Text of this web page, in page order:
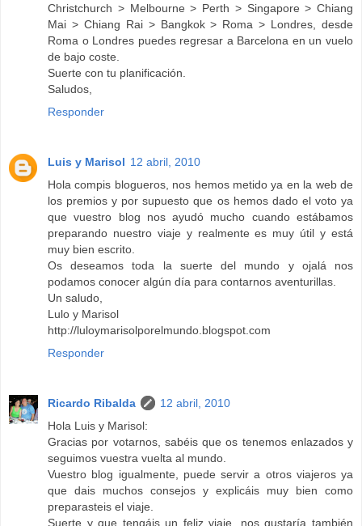
Christchurch > Melbourne > Perth > Singapore > Chiang
Mai > Chiang Rai > Bangkok > Roma > Londres, desde
Roma o Londres puedes regresar a Barcelona en un vuelo
de bajo coste.
Suerte con tu planificación.
Saludos,
Responder
Luis y Marisol 12 abril, 2010
Hola compis blogueros, nos hemos metido ya en la web de
los premios y por supuesto que os hemos dado el voto ya
que vuestro blog nos ayudó mucho cuando estábamos
preparando nuestro viaje y realmente es muy útil y está
muy bien escrito.
Os deseamos toda la suerte del mundo y ojalá nos
podamos conocer algún día para contarnos aventurillas.
Un saludo,
Lulo y Marisol
http://luloymarisolporelmundo.blogspot.com
Responder
Ricardo Ribalda
12 abril, 2010
Hola Luis y Marisol:
Gracias por votarnos, sabéis que os tenemos enlazados y
seguimos vuestra vuelta al mundo.
Vuestro blog igualmente, puede servir a otros viajeros ya
que dais muchos consejos y explicáis muy bien como
preparasteis el viaje.
Suerte y que tengáis un feliz viaje, nos gustaría también